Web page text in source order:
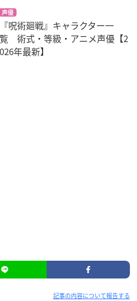
声優
『呪術廻戦』キャラクター一
覧 術式・等級・アニメ声優【2
026年最新】
記事の内容について報告する